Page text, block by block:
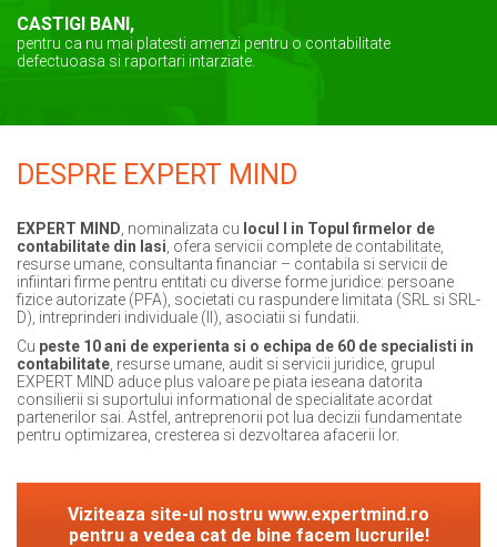
CASTIGI BANI,
pentru ca nu mai platesti amenzi pentru o contabilitate
defectuoasa si raportari intarziate.
DESPRE EXPERT MIND
EXPERT MIND , nominalizata cu locul I in Topul firmelor de
contabilitate din Iasi , ofera servicii complete de contabilitate,
resurse umane, consultanta financiar – contabila si servicii de
infiintari firme pentru entitati cu diverse forme juridice: persoane
fizice autorizate (PFA), societati cu raspundere limitata (SRL si SRL-
D), intreprinderi individuale (II), asociatii si fundatii.
Cu peste 10 ani de experienta si o echipa de 60 de specialisti in
contabilitate , resurse umane, audit si servicii juridice, grupul
EXPERT MIND aduce plus valoare pe piata ieseana datorita
consilierii si suportului informational de specialitate acordat
partenerilor sai. Astfel, antreprenorii pot lua decizii fundamentate
pentru optimizarea, cresterea si dezvoltarea afacerii lor.
Viziteaza site-ul nostru www.expertmind.ro
pentru a vedea cat de bine facem lucrurile!